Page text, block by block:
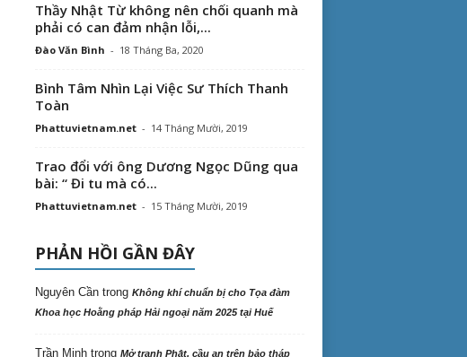
Thầy Nhật Từ không nên chối quanh mà
phải có can đảm nhận lỗi,...
Đào Văn Bình - 18 Tháng Ba, 2020
Bình Tâm Nhìn Lại Việc Sư Thích Thanh
Toàn
Phattuvietnam.net - 14 Tháng Mười, 2019
Trao đổi với ông Dương Ngọc Dũng qua
bài: “ Đi tu mà có...
Phattuvietnam.net - 15 Tháng Mười, 2019
PHẢN HỒI GẦN ĐÂY
Nguyên Cầntrong Không khí chuẩn bị cho Tọa đàm
Khoa học Hoằng pháp Hải ngoại năm 2025 tại Huế
Trần Minhtrong Mở tranh Phật, cầu an trên bảo tháp